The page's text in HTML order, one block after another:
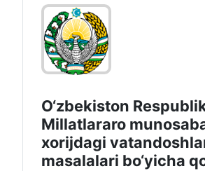
O‘zbekiston
Millatlararo
xorijdagi
masalalari bo‘yicha